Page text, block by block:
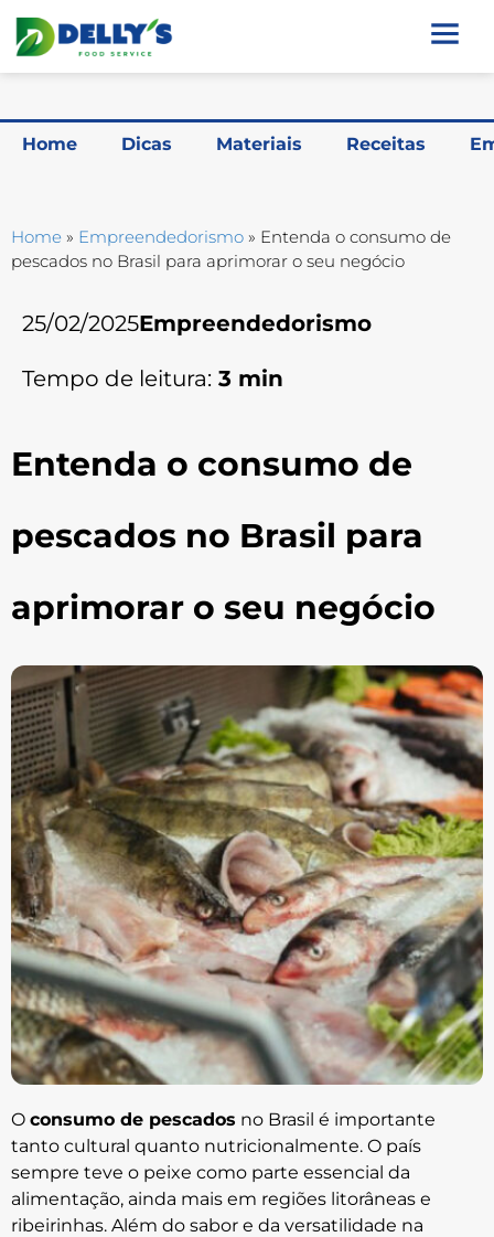
Home Dicas Materiais Receitas
Home » Empreendedorismo » Entenda o consumo de
pescados no Brasil para aprimorar o seu negócio
25/02/2025Empreendedorismo
Tempo de leitura: 3 min
Entenda o consumo de
pescados no Brasil para
aprimorar o seu negócio
O consumo de pescados no Brasil é importante
tanto cultural quanto nutricionalmente. O país
sempre teve o peixe como parte essencial da
alimentação, ainda mais em regiões litorâneas e
ribeirinhas. Além do sabor e da versatilidade na